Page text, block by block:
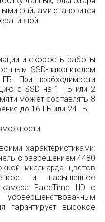
файлами становится
и скорость работы
SSD-накопителем
При необходимости
с SSD на 1 ТБ или 2
может составлять 8
до 16 ГБ или 24 ГБ.
характеристиками:
с разрешением 4480
миллиарда цветов
и насыщенное
FaceTime HD с
гарантирует высокое